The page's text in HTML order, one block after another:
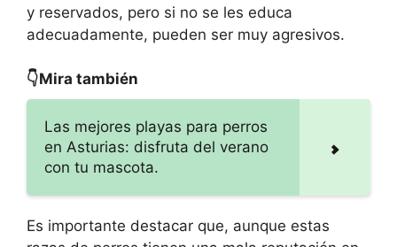
y reservados, pero si no se les educa
adecuadamente, pueden ser muy agresivos.
👇Mira también
Las mejores playas para perros
en Asturias: disfruta del verano
con tu mascota.
Es importante destacar que, aunque estas